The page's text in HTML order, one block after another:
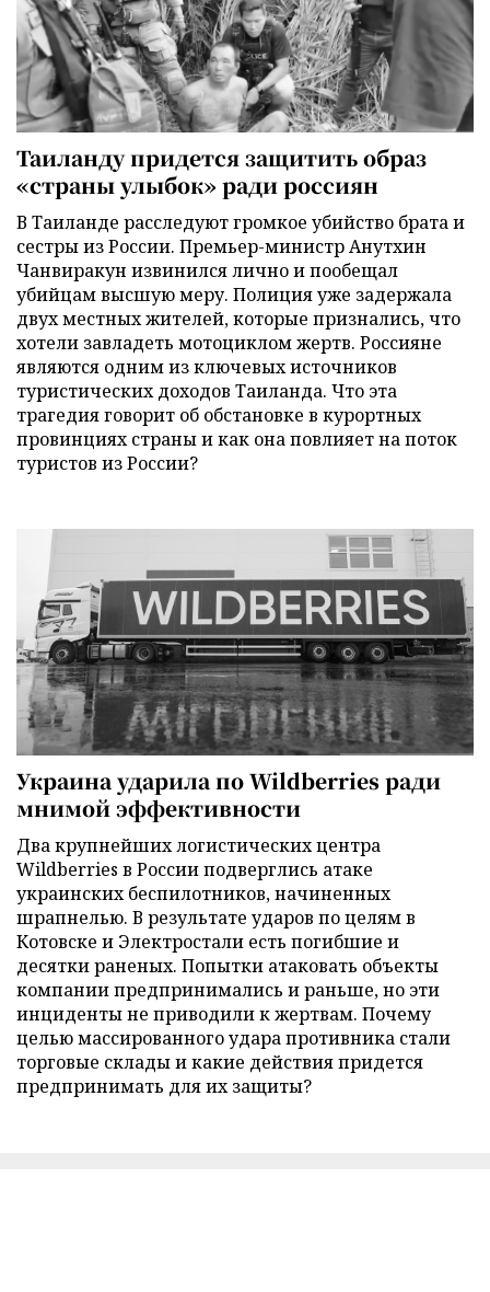
Таиланду придется защитить образ
«страны улыбок» ради россиян
В Таиланде расследуют громкое убийство брата и
сестры из России. Премьер-министр Анутхин
Чанвиракун извинился лично и пообещал
убийцам высшую меру. Полиция уже задержала
двух местных жителей, которые признались, что
хотели завладеть мотоциклом жертв. Россияне
являются одним из ключевых источников
туристических доходов Таиланда. Что эта
трагедия говорит об обстановке в курортных
провинциях страны и как она повлияет на поток
туристов из России?
Украина ударила по Wildberries ради
мнимой эффективности
Два крупнейших логистических центра
Wildberries в России подверглись атаке
украинских беспилотников, начиненных
шрапнелью. В результате ударов по целям в
Котовске и Электростали есть погибшие и
десятки раненых. Попытки атаковать объекты
компании предпринимались и раньше, но эти
инциденты не приводили к жертвам. Почему
целью массированного удара противника стали
торговые склады и какие действия придется
предпринимать для их защиты?